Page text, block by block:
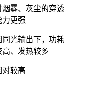
烟雾、灰尘的穿透
力更强
同光输出下，功耗
高、发热较多
对较高